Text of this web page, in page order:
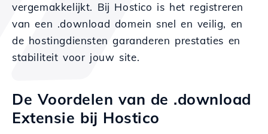
vergemakkelijkt. Bij Hostico is het registreren
van een .download domein snel en veilig, en
de hostingdiensten garanderen prestaties en
stabiliteit voor jouw site.
De Voordelen van de .download
Extensie bij Hostico